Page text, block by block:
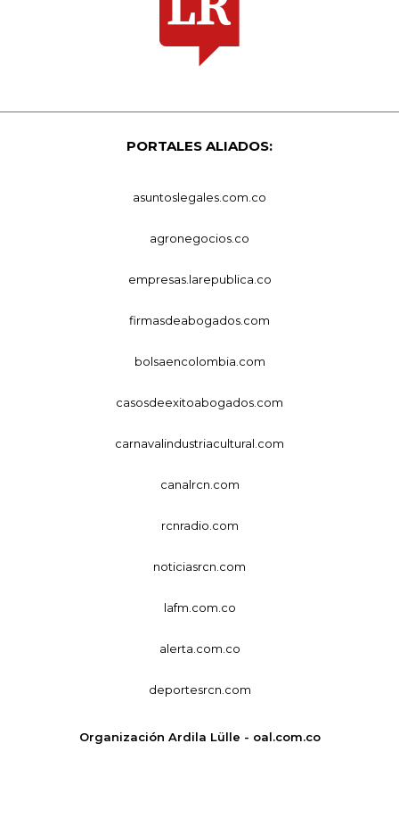
PORTALES ALIADOS:
asuntoslegales.com.co
agronegocios.co
empresas.larepublica.co
firmasdeabogados.com
bolsaencolombia.com
casosdeexitoabogados.com
carnavalindustriacultural.com
canalrcn.com
rcnradio.com
noticiasrcn.com
lafm.com.co
alerta.com.co
deportesrcn.com
Organización Ardila Lülle - oal.com.co